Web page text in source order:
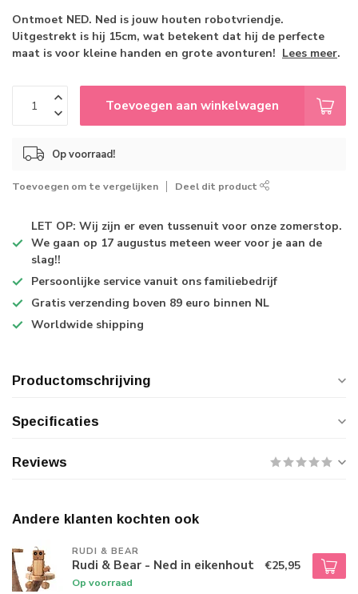
Ontmoet NED. Ned is jouw houten robotvriendje.
Uitgestrekt is hij 15cm, wat betekent dat hij de perfecte
maat is voor kleine handen en grote avonturen! Lees meer.
Toevoegen aan winkelwagen
Op voorraad!
Toevoegen om te vergelijken Deel dit product
LET OP: Wij zijn er even tussenuit voor onze zomerstop.
We gaan op 17 augustus meteen weer voor je aan de
slag!!
Persoonlijke service vanuit ons familiebedrijf
Gratis verzending boven 89 euro binnen NL
Worldwide shipping
Productomschrijving
Specificaties
Reviews
Andere klanten kochten ook
RUDI & BEAR
Rudi & Bear - Ned in eikenhout
Op voorraad
€25,95